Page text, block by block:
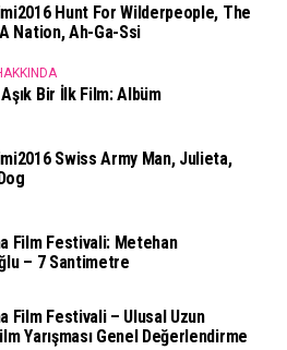
Hunt For Wilderpeople, The
Nation, Ah-Ga-Ssi
Bir İlk Film: Albüm
Swiss Army Man, Julieta,
Film Festivali: Metehan
– 7 Santimetre
Film Festivali – Ulusal Uzun
Yarışması Genel Değerlendirme